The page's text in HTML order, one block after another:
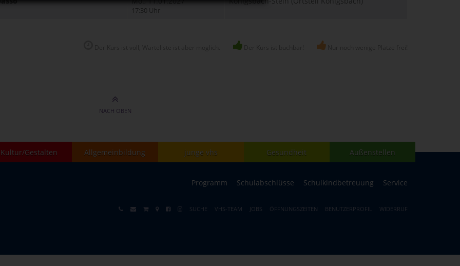
17:30 Uhr
NACH OBEN
Kultur/Gestalten Allgemeinbildung junge vhs Gesundheit Außenstellen
Programm Schulabschlüsse Schulkindbetreuung Service
SUCHE VHS-TEAM JOBS ÖFFNUNGSZEITEN BENUTZERPROFIL WIDERRUF